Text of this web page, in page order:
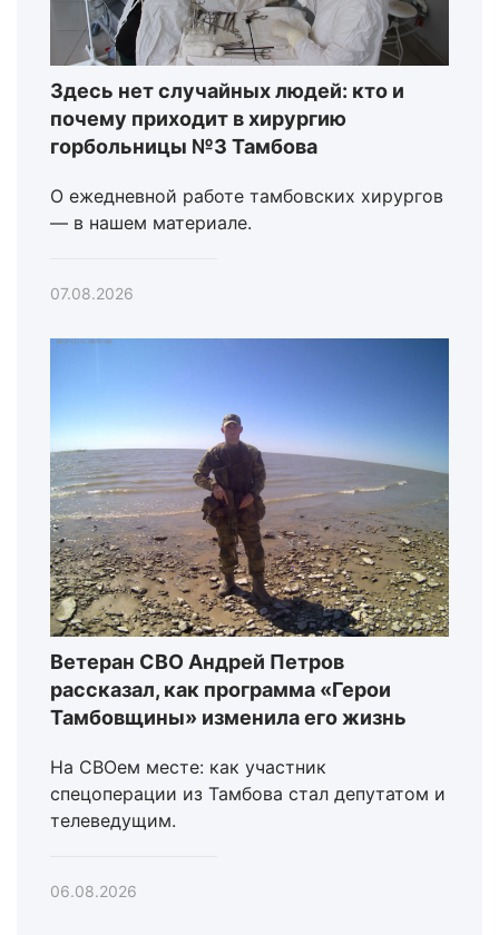
Здесь нет случайных людей: кто и
почему приходит в хирургию
горбольницы №3 Тамбова
О ежедневной работе тамбовских хирургов
— в нашем материале.
07.08.2026
Ветеран СВО Андрей Петров
рассказал, как программа «Герои
Тамбовщины» изменила его жизнь
На СВОем месте: как участник
спецоперации из Тамбова стал депутатом и
телеведущим.
06.08.2026